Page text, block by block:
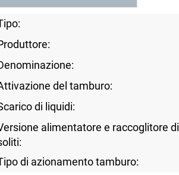
del tamburo:
di liquidi:
alimentatore e raccoglitore di
di azionamento tamburo: